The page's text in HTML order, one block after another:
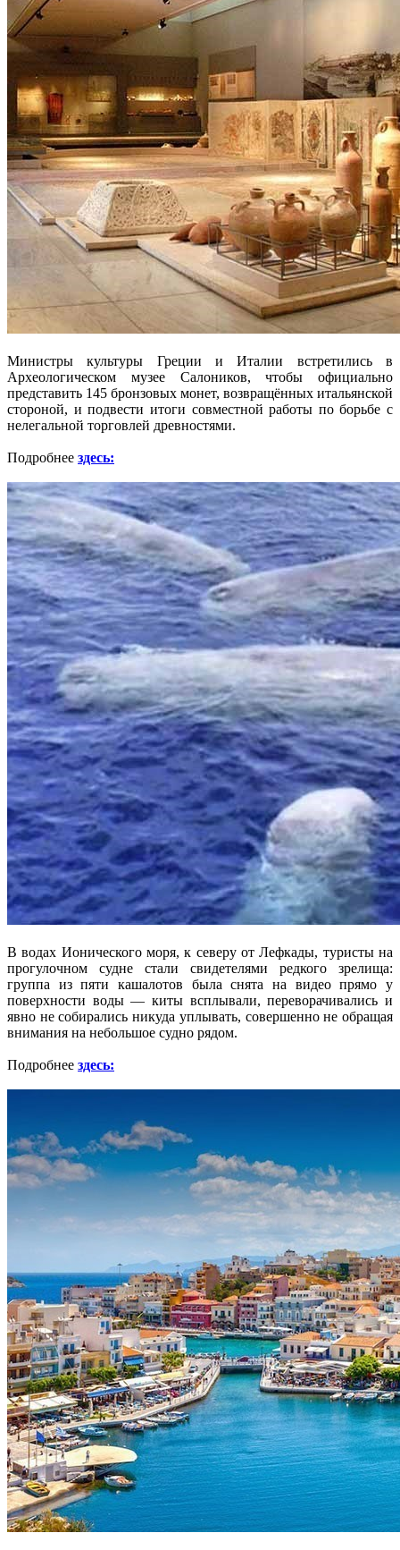
Министры культуры Греции и Италии встретились в
Археологическом музее Салоников, чтобы официально
представить 145 бронзовых монет, возвращённых итальянской
стороной, и подвести итоги совместной работы по борьбе с
нелегальной торговлей древностями.
Подробнее здесь:
В водах Ионического моря, к северу от Лефкады, туристы на
прогулочном судне стали свидетелями редкого зрелища:
группа из пяти кашалотов была снята на видео прямо у
поверхности воды — киты всплывали, переворачивались и
явно не собирались никуда уплывать, совершенно не обращая
внимания на небольшое судно рядом.
Подробнее здесь: